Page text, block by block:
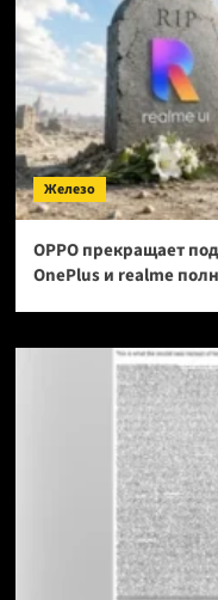
Железо
OPPO прекращает
OnePlus и realme